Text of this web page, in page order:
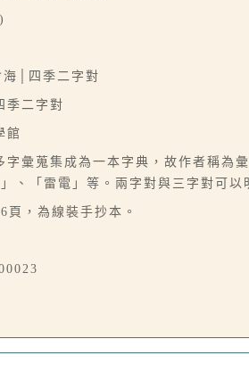
│四季二字對
季二字對
館
字彙蒐集成為一本字典，故作者稱為
、「雷電」等。兩字對與三字對可
頁，為線裝手抄本。